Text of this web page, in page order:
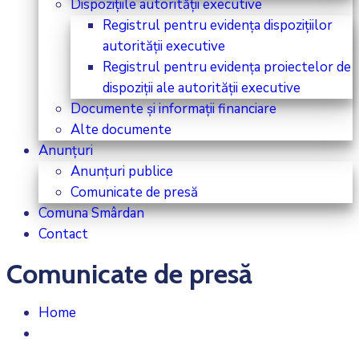
Dispozițiile autorității executive
Registrul pentru evidența dispozițiilor
autorității executive
Registrul pentru evidența proiectelor de
dispoziții ale autorității executive
Documente și informații financiare
Alte documente
Anunțuri
Anunțuri publice
Comunicate de presă
Comuna Smârdan
Contact
Comunicate de presă
Home